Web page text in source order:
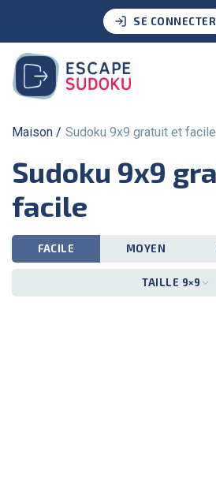
SE CONNECTER
Maison Sudoku 9x9 gratuit et facile
Sudoku 9x9 gratuit et
facile
FACILE MOYEN
TAILLE 9×9